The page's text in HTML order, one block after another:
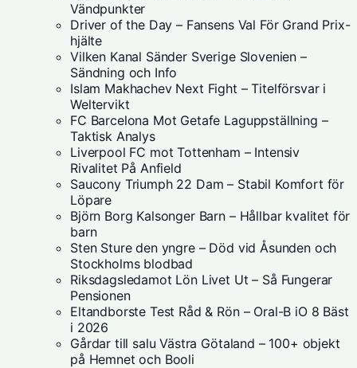
Vändpunkter
Driver of the Day – Fansens Val För Grand Prix-
hjälte
Vilken Kanal Sänder Sverige Slovenien –
Sändning och Info
Islam Makhachev Next Fight – Titelförsvar i
Weltervikt
FC Barcelona Mot Getafe Laguppställning –
Taktisk Analys
Liverpool FC mot Tottenham – Intensiv
Rivalitet På Anfield
Saucony Triumph 22 Dam – Stabil Komfort för
Löpare
Björn Borg Kalsonger Barn – Hållbar kvalitet för
barn
Sten Sture den yngre – Död vid Åsunden och
Stockholms blodbad
Riksdagsledamot Lön Livet Ut – Så Fungerar
Pensionen
Eltandborste Test Råd & Rön – Oral-B iO 8 Bäst
i 2026
Gårdar till salu Västra Götaland – 100+ objekt
på Hemnet och Booli